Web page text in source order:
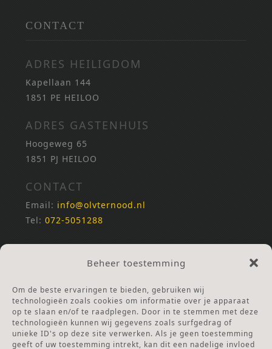
Beheer toestemming
Om de beste ervaringen te bieden, gebruiken wij
technologieën zoals cookies om informatie over je apparaat
op te slaan en/of te raadplegen. Door in te stemmen met deze
technologieën kunnen wij gegevens zoals surfgedrag of
unieke ID's op deze site verwerken. Als je geen toestemming
geeft of uw toestemming intrekt, kan dit een nadelige invloed
CONTACT
ADRES HEILIGDOM
Kapellaan 144
1851 PE HEILOO
ADRES GASTENHUIS
Hoogeweg 65
1851 PJ HEILOO
CONTACT
Email: info@olvternood.nl
Tel:072-5051288
REKENINGNUMMERS
NL25INGB0000672168
Ga naar Doneren
ANBI Stichting
RSIN nummer:002832987